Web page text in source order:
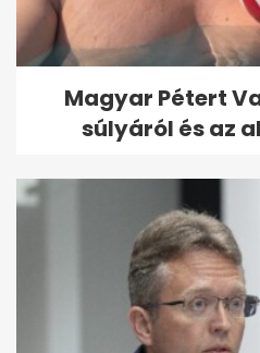
Magyar Pétert
súlyáról és az